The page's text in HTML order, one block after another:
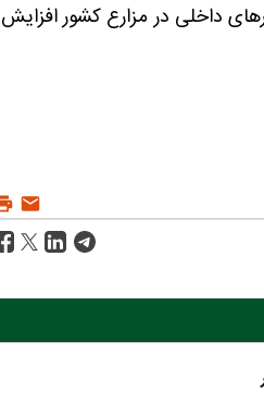
داخلی در مزارع کشور افزایش